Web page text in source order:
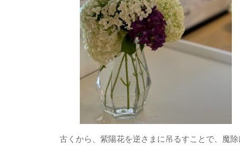
古くから、紫陽花を逆さまに吊るすことで、魔